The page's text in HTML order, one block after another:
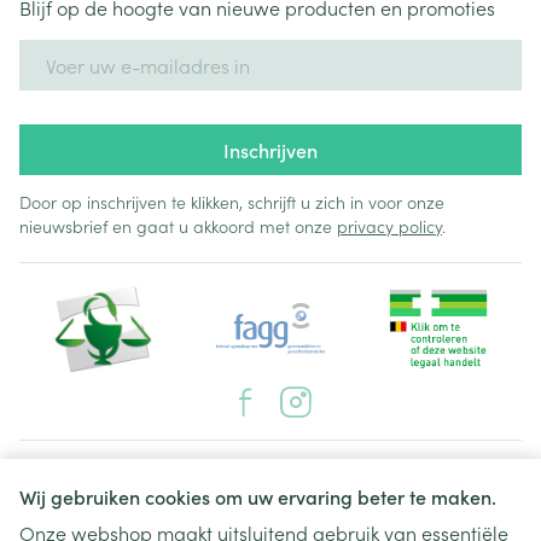
Wij gebruiken cookies om uw ervaring beter te maken.
Onze webshop maakt uitsluitend gebruik van essentiële
aangezien u uw behandeling met Nexiam mogelijk
zal moeten stopzetten. Denk eraan ook melding te
maken van andere bijwerkingen zoals pijn in uw
gewrichten. Er zijn ernstige huidreacties, waaronder
Stevens-Johnson-syndroom, toxische epidermale
en systemische symptomen (DRESS) gemeld in
verband met behandeling met Nexiam. Als u
verschijnselen van deze ernstige huidreacties
opmerkt, zoals beschreven in rubriek 4, moet u
stoppen met het gebruik van Nexiam en onmiddellijk
Blijf op de hoogte van nieuwe producten en promoties
Inschrijven
Door op inschrijven te klikken, schrijft u zich in voor onze
nieuwsbrief en gaat u akkoord met onze privacy policy.
Juridische links